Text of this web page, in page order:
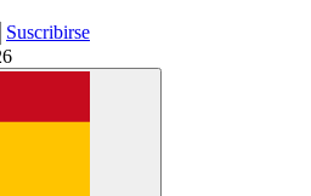
Suscribirse